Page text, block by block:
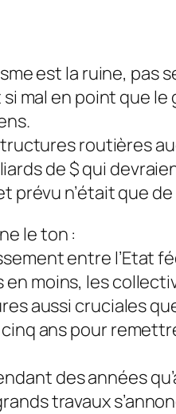
est la ruine, pas
mal en point que
routières
de $ qui
prévu n’était que
le ton :
entre l’Etat
moins, les
aussi cruciales
ans pour
des années
travaux